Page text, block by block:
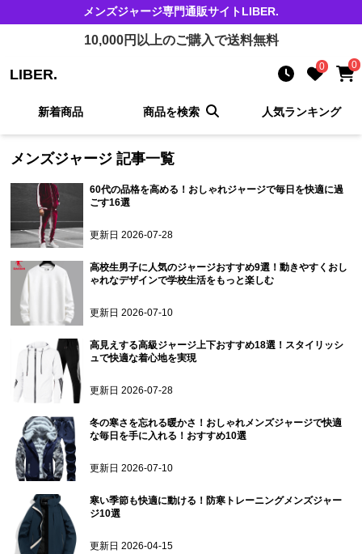
メンズジャージ専門通販サイトLIBER.
10,000円以上のご購入で送料無料
LIBER. 0 0
新着商品 商品を検索 人気ランキング
メンズジャージ 記事一覧
60代の品格を高める！おしゃれジャージで毎日を快適に過
ごす16選
更新日2026-07-28
高校生男子に人気のジャージおすすめ9選！動きやすくおし
ゃれなデザインで学校生活をもっと楽しむ
更新日2026-07-10
高見えする高級ジャージ上下おすすめ18選！スタイリッシ
ュで快適な着心地を実現
更新日2026-07-28
冬の寒さを忘れる暖かさ！おしゃれメンズジャージで快適
な毎日を手に入れる！おすすめ10選
更新日2026-07-10
寒い季節も快適に動ける！防寒トレーニングメンズジャー
ジ10選
更新日2026-04-15